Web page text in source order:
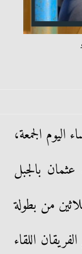
اليوم الجمعة،
بالجبل
من بطولة
اللقاء